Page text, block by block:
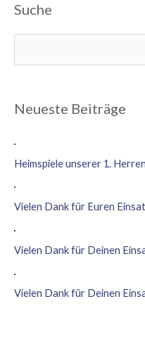
Suche
Neueste Beiträge
Heimspiele unserer 1.
Vielen Dank für Euren
Vielen Dank für Deinen
Vielen Dank für Deinen